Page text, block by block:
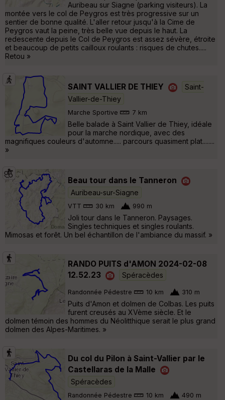
Auribeau sur Siagne (parking visiteurs). La
montée vers le col de Peygros est très progressive sur un
sentier de bonne qualité. L'aller retour jusqu'à la Cime de
Peygros vaut la peine, très belle vue depuis le haut. La
redescente depuis le Col de Peygros est assez sévère, étroite
et beaucoup de petits cailloux roulants : risques de chutes.....
Retou »
SAINT VALLIER DE THIEY
Saint-
Vallier-de-Thiey
Marche Sportive 7 km
Belle balade à Saint Vallier de Thiey, idéale
pour la marche nordique, avec des
magnifiques couleurs d'automne..... parcours quasiment plat........
»
Beau tour dans le Tanneron
Auribeau-sur-Siagne
VTT 30 km 990 m
Joli tour dans le Tanneron. Paysages.
Singles techniques et singles roulants.
Mimosas et forêt. Un bel échantillon de l'ambiance du massif. »
RANDO PUITS d'AMON 2024-02-08
12.52.23
Spéracèdes
Randonnée Pédestre 10 km 310 m
Puits d'Amon et dolmen de Colbas. Les puits
furent creusés au XVème siècle. Et le
dolmen témoin des hommes du Néolitthique serait le plus grand
dolmen des Alpes-Maritimes. »
Du col du Pilon à Saint-Vallier par le
Castellaras de la Malle
Spéracèdes
Randonnée Pédestre 10 km 490 m